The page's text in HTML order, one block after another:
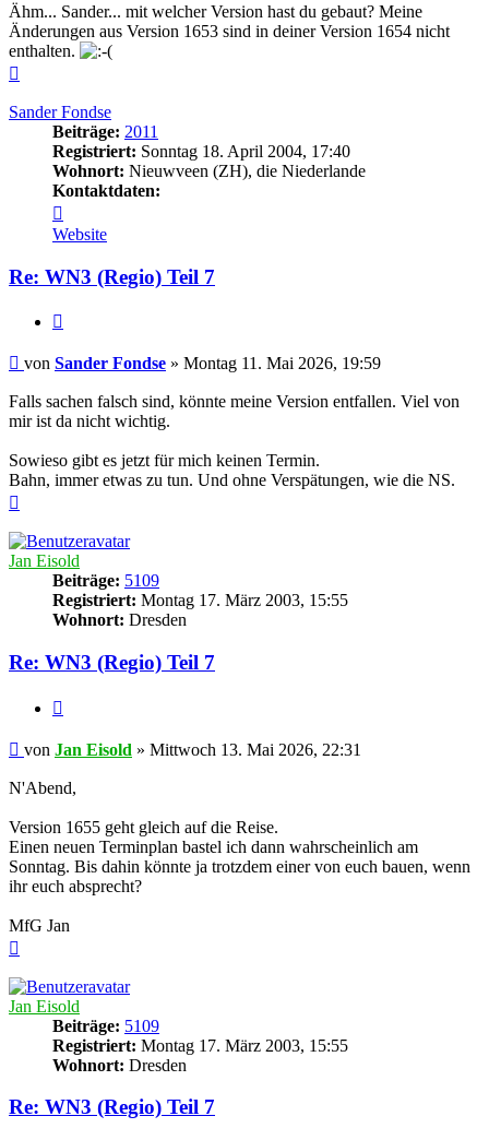
Ähm... Sander... mit welcher Version hast du gebaut? Meine
Änderungen aus Version 1653 sind in deiner Version 1654 nicht
enthalten.
Sander Fondse
Beiträge: 2011
Registriert: Sonntag 18. April 2004, 17:40
Wohnort: Nieuwveen (ZH), die Niederlande
Kontaktdaten:
von
Sander
Fondse
Website
Re: WN3 (Regio) Teil 7
Beitrag
von Sander Fondse » Montag 11. Mai 2026, 19:59
Falls sachen falsch sind, könnte meine Version entfallen. Viel von
mir ist da nicht wichtig.
Sowieso gibt es jetzt für mich keinen Termin.
Bahn, immer etwas zu tun. Und ohne Verspätungen, wie die NS.
Jan Eisold
Beiträge: 5109
Registriert: Montag 17. März 2003, 15:55
Wohnort: Dresden
Re: WN3 (Regio) Teil 7
Beitrag
von Jan Eisold » Mittwoch 13. Mai 2026, 22:31
N'Abend,
Version 1655 geht gleich auf die Reise.
Einen neuen Terminplan bastel ich dann wahrscheinlich am
Sonntag. Bis dahin könnte ja trotzdem einer von euch bauen, wenn
ihr euch absprecht?
MfG Jan
Jan Eisold
Beiträge: 5109
Registriert: Montag 17. März 2003, 15:55
Wohnort: Dresden
Re: WN3 (Regio) Teil 7